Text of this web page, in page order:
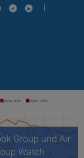
|
Group und Air
Watch